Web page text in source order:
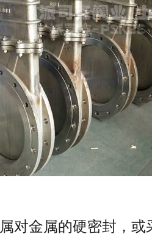
对金属的硬密封，或